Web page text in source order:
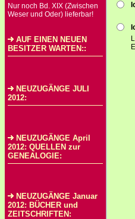
Nur noch Bd. XIX (Zwischen
Weser und Oder) lieferbar!
AUF EINEN NEUEN
BESITZER WARTEN::
NEUZUGÄNGE JULI
2012:
NEUZUGÄNGE April
2012: QUELLEN zur
GENEALOGIE:
NEUZUGÄNGE Januar
2012: BÜCHER und
ZEITSCHRIFTEN: